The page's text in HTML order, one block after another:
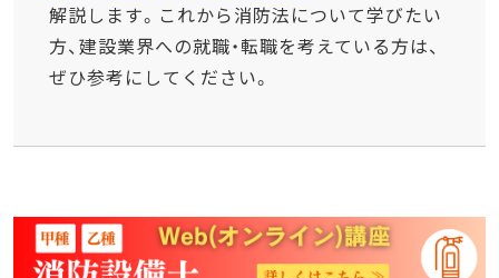
解説します。これから消防法について学びたい
方、建設業界への就職・転職を考えている方は、
ぜひ参考にしてください。